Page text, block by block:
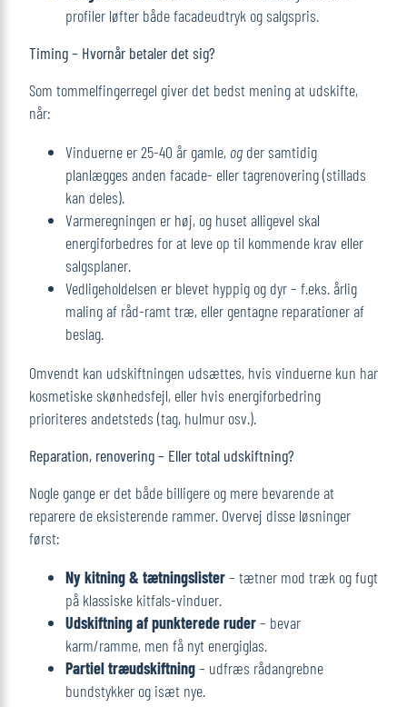
profiler løfter både facadeudtryk og salgspris.
Timing – Hvornår betaler det sig?
Som tommelfingerregel giver det bedst mening at udskifte,
når:
Vinduerne er 25-40 år gamle, og der samtidig
planlægges anden facade- eller tagrenovering (stillads
kan deles).
Varmeregningen er høj, og huset alligevel skal
energiforbedres for at leve op til kommende krav eller
salgsplaner.
Vedligeholdelsen er blevet hyppig og dyr – f.eks. årlig
maling af råd-ramt træ, eller gentagne reparationer af
beslag.
Omvendt kan udskiftningen udsættes, hvis vinduerne kun har
kosmetiske skønhedsfejl, eller hvis energiforbedring
prioriteres andetsteds (tag, hulmur osv.).
Reparation, renovering – Eller total udskiftning?
Nogle gange er det både billigere og mere bevarende at
reparere de eksisterende rammer. Overvej disse løsninger
først:
Ny kitning & tætningslister– tætner mod træk og fugt
på klassiske kitfals-vinduer.
Udskiftning af punkterede ruder– bevar
karm/ramme, men få nyt energiglas.
Partiel træudskiftning– udfræs rådangrebne
bundstykker og isæt nye.